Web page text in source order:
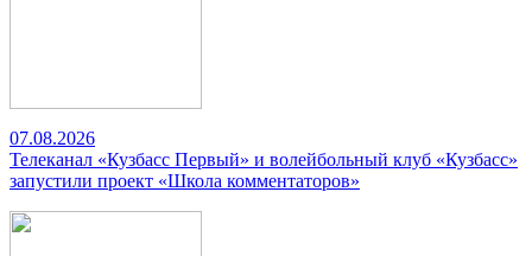
07.08.2026
Телеканал «Кузбасс Первый» и волейбольный клуб «Кузбасс»
запустили проект «Школа комментаторов»